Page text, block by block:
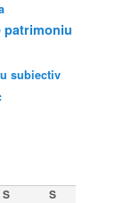
patrimoniu
subiectiv
S S